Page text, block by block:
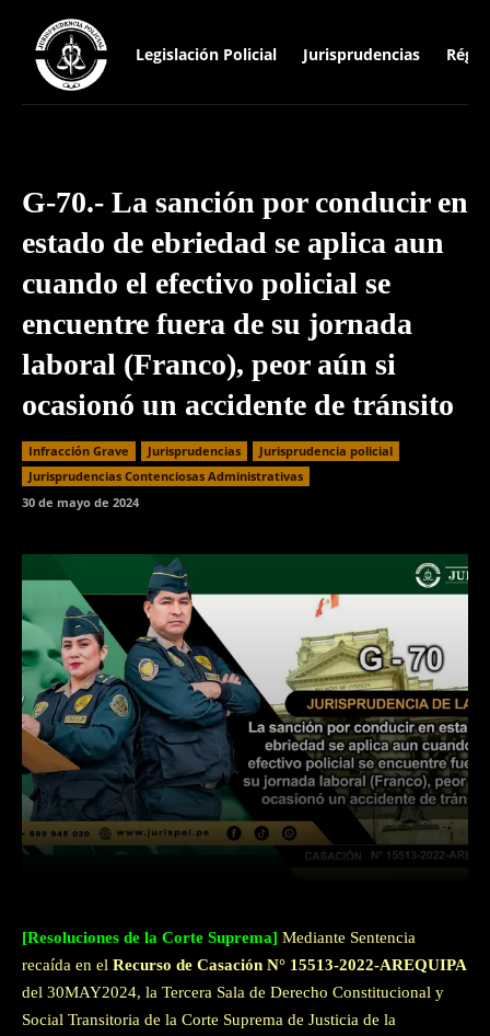
Legislación Policial Jurisprudencias
G-70.- La sanción por conducir en
estado de ebriedad se aplica aun
cuando el efectivo policial se
encuentre fuera de su jornada
laboral (Franco), peor aún si
ocasionó un accidente de tránsito
Infracción Grave Jurisprudencias
Jurisprudencia policial
Jurisprudencias Contenciosas Administrativas
30 de mayo de 2024
WhatsApp
[Resoluciones de la Corte Suprema] Mediante Sentencia
recaída en el Recurso de Casación N° 15513-2022-AREQUIPA
del 30MAY2024, la Tercera Sala de Derecho Constitucional y
Social Transitoria de la Corte Suprema de Justicia de la